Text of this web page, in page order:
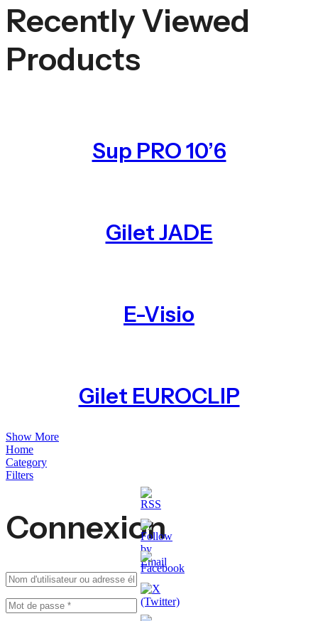
Recently Viewed
Products
Sup PRO 10’6
Gilet JADE
E-Visio
Gilet EUROCLIP
Show More
Home
Category
Filters
Connexion